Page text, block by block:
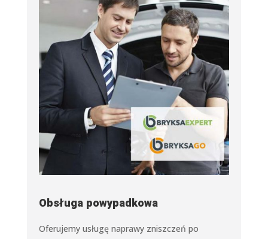
Obsługa powypadkowa
Oferujemy usługę naprawy zniszczeń po